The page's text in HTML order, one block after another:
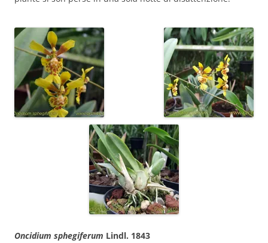
Oncidium sphegiferum Lindl. 1843